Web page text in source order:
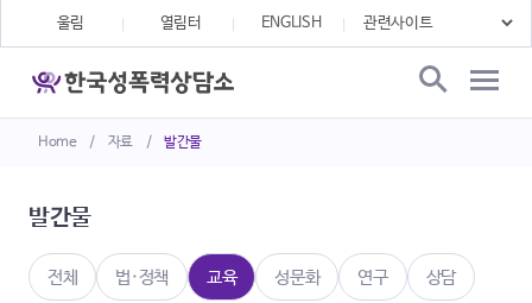
Home / 자료 / 발간물
울림 열림터 ENGLISH
발간물
전체 법·정책 교육 성문화 연구 상담